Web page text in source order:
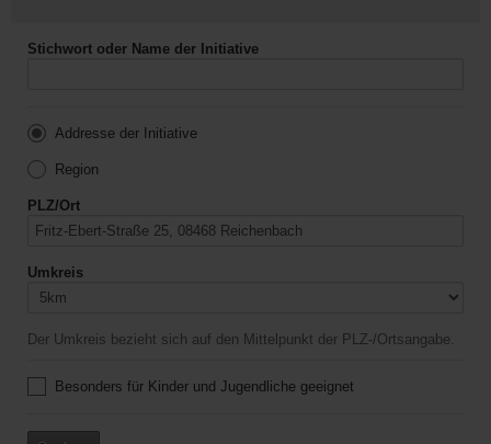
Stichwort oder Name der Initiative
Addresse der Initiative
Region
PLZ/Ort
Umkreis
Der Umkreis bezieht sich auf den Mittelpunkt der PLZ-/Ortsangabe.
Besonders für Kinder und Jugendliche geeignet